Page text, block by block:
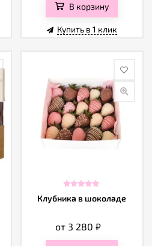
В корзину
Купить в 1 клик
Клубника в шоколаде
от 3 280₽